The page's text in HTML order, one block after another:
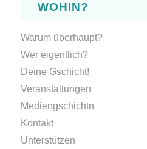
WOHIN?
Warum überhaupt?
Wer eigentlich?
Deine Gschicht!
Veranstaltungen
Mediengschichtn
Kontakt
Unterstützen